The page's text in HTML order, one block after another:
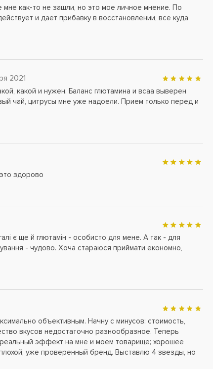
мне как-то не зашли, но это мое личное мнение. По
и дает прибавку в восстановлении, все куда
2021
какой и нужен. Баланс глютамина и всаа выверен
чай, цитрусы мне уже надоели. Прием только перед и
здорово
є ще й глютамін - особисто для мене. А так - для
- чудово. Хоча стараюся приймати економно,
объективным. Начну с минусов: стоимость,
вкусов недостаточно разнообразное. Теперь
эффект на мне и моем товарище; хорошее
уже проверенный бренд. Выставлю 4 звезды, но